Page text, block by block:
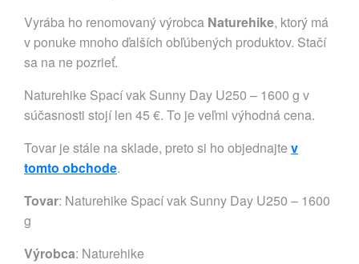
Vyrába ho renomovaný výrobca Naturehike, ktorý má
v ponuke mnoho ďalších obľúbených produktov. Stačí
sa na ne pozrieť.
Naturehike Spací vak Sunny Day U250 – 1600 g v
súčasnosti stojí len 45 €. To je veľmi výhodná cena.
Tovar je stále na sklade, preto si ho objednajte v
tomto obchode.
Tovar: Naturehike Spací vak Sunny Day U250 – 1600
g
Výrobca: Naturehike